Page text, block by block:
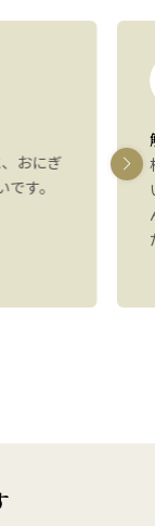
おにぎ
す。